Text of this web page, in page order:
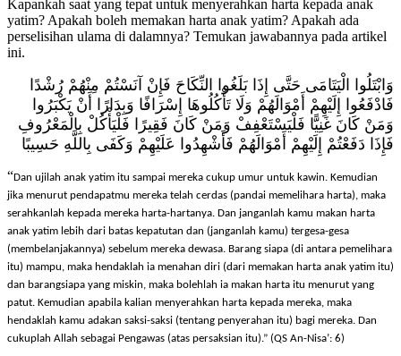
Kapankah saat yang tepat untuk menyerahkan harta kepada anak
yatim? Apakah boleh memakan harta anak yatim? Apakah ada
perselisihan ulama di dalamnya? Temukan jawabannya pada artikel
وَابْتَلُوا الْيَتَامَى حَتَّى إِذَا بَلَغُوا النِّكَاحَ فَإِنْ آنَسْتُمْ مِنْهُمْ رُشْدًا
فَادْفَعُوا إِلَيْهِمْ أَمْوَالَهُمْ وَلَا تَأْكُلُوهَا إِسْرَافًا وَبِدَارًا أَنْ يَكْبَرُوا
وَمَنْ كَانَ غَنِيًّا فَلْيَسْتَعْفِفْ وَمَنْ كَانَ فَقِيرًا فَلْيَأْكُلْ بِالْمَعْرُوفِ
فَإِذَا دَفَعْتُمْ إِلَيْهِمْ أَمْوَالَهُمْ فَأَشْهِدُوا عَلَيْهِمْ وَكَفَى بِاللَّهِ حَسِيبًا
“Dan ujilah anak yatim itu sampai mereka cukup umur untuk kawin. Kemudian
jika menurut pendapatmu mereka telah cerdas (pandai memelihara harta), maka
serahkanlah kepada mereka harta-hartanya. Dan janganlah kamu makan harta
anak yatim lebih dari batas kepatutan dan (janganlah kamu) tergesa-gesa
(membelanjakannya) sebelum mereka dewasa. Barang siapa (di antara pemelihara
itu) mampu, maka hendaklah ia menahan diri (dari memakan harta anak yatim itu)
dan barangsiapa yang miskin, maka bolehlah ia makan harta itu menurut yang
patut. Kemudian apabila kalianmenyerahkan harta kepada mereka, maka
hendaklah kamu adakan saksi-saksi (tentang penyerahan itu) bagi mereka. Dan